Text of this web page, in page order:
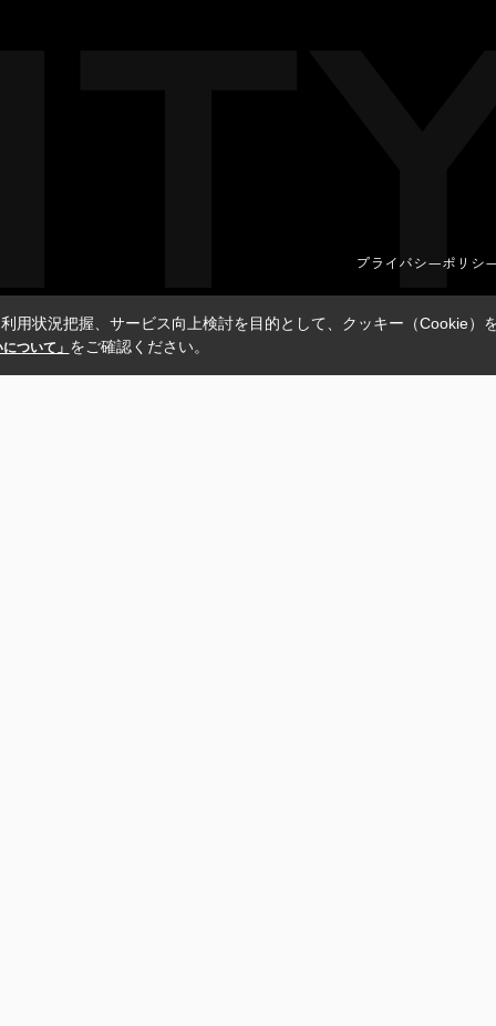
プライバシーポリシ
用状況把握、サービス向上検討を目的として、クッキー（Cookie）
ついて」 をご確認ください。